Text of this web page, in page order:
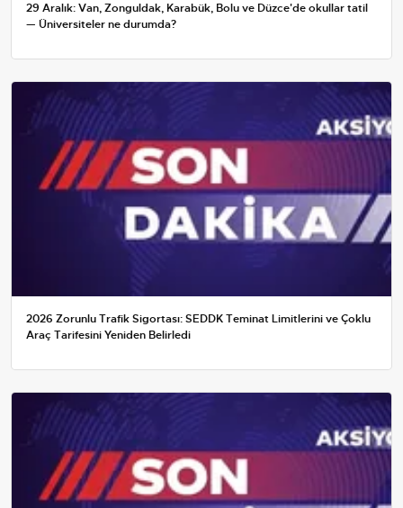
29 Aralık: Van, Zonguldak, Karabük, Bolu ve Düzce'de okullar tatil
— Üniversiteler ne durumda?
2026 Zorunlu Trafik Sigortası: SEDDK Teminat Limitlerini ve Çoklu
Araç Tarifesini Yeniden Belirledi